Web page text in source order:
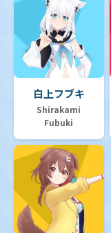
白上フブキ
Shirakami
Fubuki